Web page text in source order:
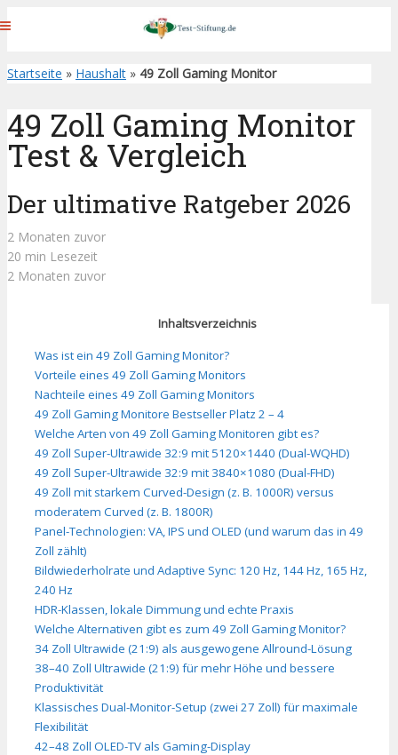
Startseite » Haushalt » 49 Zoll Gaming Monitor
49 Zoll Gaming Monitor
Test & Vergleich
Der ultimative Ratgeber 2026
2 Monaten zuvor
20 min Lesezeit
2 Monaten zuvor
Inhaltsverzeichnis
Was ist ein 49 Zoll Gaming Monitor?
Vorteile eines 49 Zoll Gaming Monitors
Nachteile eines 49 Zoll Gaming Monitors
49 Zoll Gaming Monitore Bestseller Platz 2 – 4
Welche Arten von 49 Zoll Gaming Monitoren gibt es?
49 Zoll Super-Ultrawide 32:9 mit 5120×1440 (Dual-WQHD)
49 Zoll Super-Ultrawide 32:9 mit 3840×1080 (Dual-FHD)
49 Zoll mit starkem Curved-Design (z. B. 1000R) versus
moderatem Curved (z. B. 1800R)
Panel-Technologien: VA, IPS und OLED (und warum das in 49
Zoll zählt)
Bildwiederholrate und Adaptive Sync: 120 Hz, 144 Hz, 165 Hz,
240 Hz
HDR-Klassen, lokale Dimmung und echte Praxis
Welche Alternativen gibt es zum 49 Zoll Gaming Monitor?
34 Zoll Ultrawide (21:9) als ausgewogene Allround-Lösung
38–40 Zoll Ultrawide (21:9) für mehr Höhe und bessere
Produktivität
Klassisches Dual-Monitor-Setup (zwei 27 Zoll) für maximale
Flexibilität
42–48 Zoll OLED-TV als Gaming-Display